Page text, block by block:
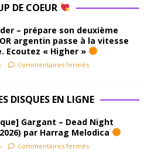
DE COEUR
– prépare son deuxième
argentin passe à la vitesse
Ecoutez « Higher »
Commentaires fermés
DISQUES EN LIGNE
Gargant – Dead Night
par Harrag Melodica
Commentaires fermés